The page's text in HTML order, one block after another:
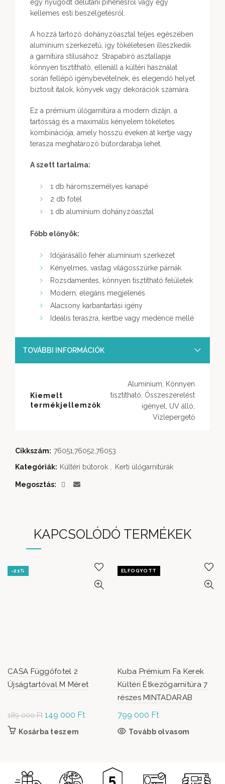
egy nyugodt délutáni pihenésről vagy egy
kellemes esti beszélgetésről.
A hozzá tartozó dohányzóasztal teljes egészében
alumínium szerkezetű, így tökéletesen illeszkedik
a garnitúra stílusához. Strapabíró asztallapja
könnyen tisztítható, ellenáll a kültéri használat
során fellépő igénybevételnek, és elegendő helyet
biztosít italok, könyvek vagy dekorációk számára.
Ez a prémium ülőgarnitúra a modern dizájn, a
tartósság és a maximális kényelem tökéletes
kombinációja, amely hosszú éveken át kertje vagy
terasza meghatározó bútordarabja lehet.
A szett tartalma:
1 db háromszemélyes kanapé
2 db fotel
1 db alumínium dohányzóasztal
Főbb előnyök:
Időjárásálló fehér alumínium szerkezet
Kényelmes, vastag világosszürke párnák
Rozsdamentes, könnyen tisztítható felületek
Modern, elegáns megjelenés
Alacsony karbantartási igény
Ideális teraszra, kertbe vagy medence mellé
TOVÁBBI INFORMÁCIÓK
Kiemelt
termékjellemzők
Alumínium, Könnyen
tisztítható, Összeszerelést
igényel, UV álló,
Vízlepergető
Cikkszám: 76051,76052,76053
Kategóriák: Kültéri bútorok Kerti ülőgarnitúrák
Megosztás
KAPCSOLÓDÓ TERMÉKEK
-21%
CASA Függőfotel 2
Újságtartóval M Méret
189 000Ft Original
price was:
149 000 Ft
Kosárba teszem
ELFOGYOTT
Kuba Prémium Fa Kerek
Kültéri Étkezőgarnitúra 7
részes MINTADARAB
799 000 Ft
Tovább olvasom